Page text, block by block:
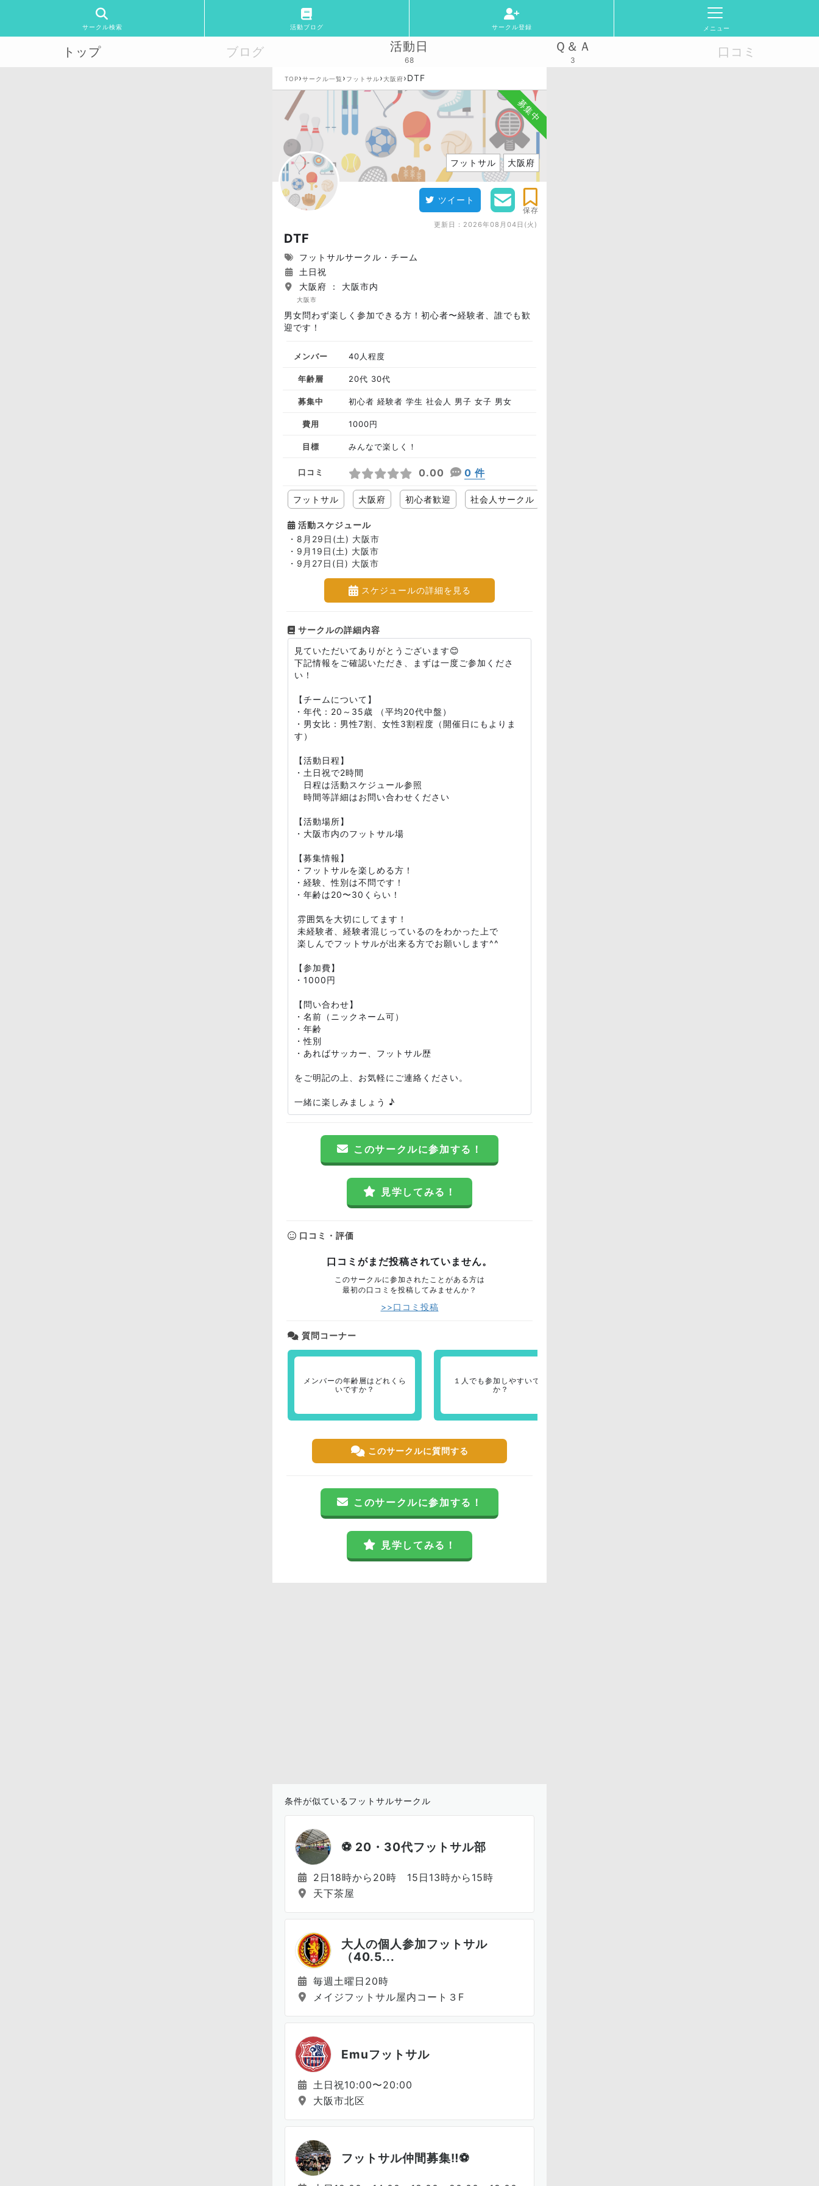
サークル検索 活動ブログ サークル登録 メニュー
トップ ブログ 活動日
68
Ｑ＆Ａ
3
口コミ
TOP›サークル一覧 › フットサル› 大阪府›DTF
募集中
フットサル 大阪府
ツイート
保存
更新日： 2026年08月04日(火)
DTF
フットサルサークル・チーム
土日祝
大阪府 ： 大阪市内
大阪市
男女問わず楽しく参加できる方！初心者〜経験者、誰でも歓
迎です！
メンバー 40人程度
年齢層 20代 30代
募集中 初心者 経験者 学生 社会人 男子 女子 男女
費用 1000円
目標 みんなで楽しく！
口コミ 0.00 0 件
フットサル 大阪府 初心者歓迎 社会人サークル
活動スケジュール
・8月29日(土) 大阪市
・9月19日(土) 大阪市
・9月27日(日) 大阪市
スケジュールの詳細を見る
サークルの詳細内容
見ていただいてありがとうございます😊
下記情報をご確認いただき、まずは一度ご参加くださ
い！
【チームについて】
・年代：20～35歳 （平均20代中盤）
・男女比：男性7割、女性3割程度（開催日にもよりま
す）
【活動日程】
・土日祝で2時間
日程は活動スケジュール参照
時間等詳細はお問い合わせください
【活動場所】
・大阪市内のフットサル場
【募集情報】
・フットサルを楽しめる方！
・経験、性別は不問です！
・年齢は20〜30くらい！
雰囲気を大切にしてます！
未経験者、経験者混じっているのをわかった上で
楽しんでフットサルが出来る方でお願いします^^
【参加費】
・1000円
【問い合わせ】
・名前（ニックネーム可）
・年齢
・性別
・あればサッカー、フットサル歴
をご明記の上、お気軽にご連絡ください。
一緒に楽しみましょう ♪
このサークルに参加する！
見学してみる！
口コミ・評価
口コミがまだ投稿されていません。
このサークルに参加されたことがある方は
最初の口コミを投稿してみませんか？
>>口コミ投稿
質問コーナー
メンバーの年齢層はどれくら
いですか？
１人でも参加しやすいです
か？
このサークルに質問する
このサークルに参加する！
見学してみる！
条件が似ているフットサルサークル
⚽ 20・30代フットサル部
2日18時から20時 15日13時から15時
天下茶屋
大人の個人参加フットサル
（40.5...
毎週土曜日20時
メイジフットサル屋内コート３F
Emuフットサル
土日祝10:00〜20:00
大阪市北区
フットサル仲間募集‼️⚽️